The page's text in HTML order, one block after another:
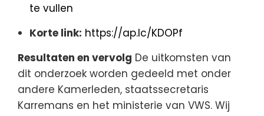
te vullen
Korte link: https://ap.lc/KDOPf
Resultaten en vervolg De uitkomsten van
dit onderzoek worden gedeeld met onder
andere Kamerleden, staatssecretaris
Karremans en het ministerie van VWS. Wij